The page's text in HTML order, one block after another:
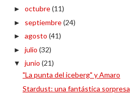
► octubre(11)
► septiembre(24)
► agosto (41)
► julio (32)
▼ junio (21)
"La punta del iceberg" y Amaro
Stardust: una fantástica sorpresa